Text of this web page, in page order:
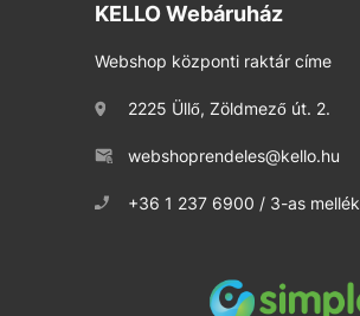
KELLO Webáruház
Webshop központi raktár címe
2225 Üllő, Zöldmező út. 2.
webshoprendeles@kello.hu
+36 1 237 6900 / 3-as mellék